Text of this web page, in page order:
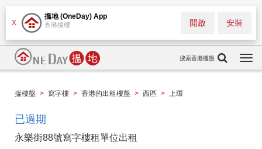
X
搵地 (OneDay) App
香港搵樓 安裝
開啟
搜索香港樓盤
搵樓盤 > 寫字樓 > 香港的出租樓盤 > 西區 > 上環
已過期
永樂街88號寫字樓租單位出租